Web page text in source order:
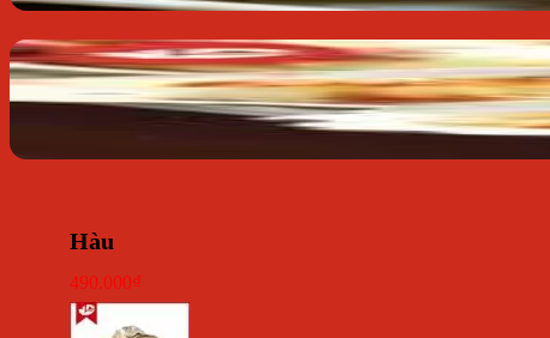
Hàu
490.000₫